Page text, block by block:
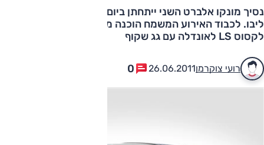
נסיך מונקו אלברט השני ייתחתן ביום שבת הקרוב עם בחירת
ליבו. לכבוד האירוע המשמח הוכנה מכונית חתונה מיוחדת:
לקסוס LS לאונדלה עם גג שקוף
רועי צוקרמן26.06.2011
0